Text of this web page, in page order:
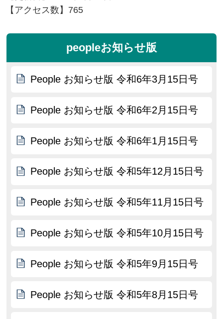
【アクセス数】 765
peopleお知らせ版
People お知らせ版 令和6年3月15日号
People お知らせ版 令和6年2月15日号
People お知らせ版 令和6年1月15日号
People お知らせ版 令和5年12月15日号
People お知らせ版 令和5年11月15日号
People お知らせ版 令和5年10月15日号
People お知らせ版 令和5年9月15日号
People お知らせ版 令和5年8月15日号